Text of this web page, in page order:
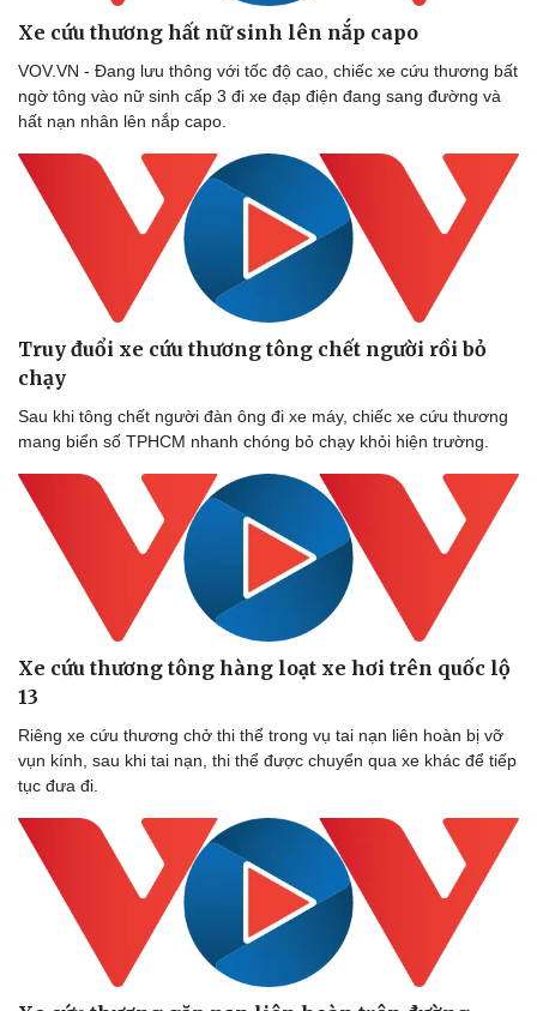
Sức khỏe
Dinh dưỡng - món ngon
Cây thuốc
Sản phụ khoa
Nhi khoa
Nam khoa
Làm đẹp - giảm cân
Phòng mạch online
Ăn sạch sống khỏe
Đời sống
Blog
Tình yêu - Gia đình
Xe cứu thương hất nữ sinh lên nắp capo
VOV.VN - Đang lưu thông với tốc độ cao, chiếc xe cứu thương bất
ngờ tông vào nữ sinh cấp 3 đi xe đạp điện đang sang đường và
hất nạn nhân lên nắp capo.
Truy đuổi xe cứu thương tông chết người rồi bỏ
chạy
Sau khi tông chết người đàn ông đi xe máy, chiếc xe cứu thương
mang biển số TPHCM nhanh chóng bỏ chạy khỏi hiện trường.
Xe cứu thương tông hàng loạt xe hơi trên quốc lộ
13
Riêng xe cứu thương chở thi thể trong vụ tai nạn liên hoàn bị vỡ
vụn kính, sau khi tai nạn, thi thể được chuyển qua xe khác để tiếp
tục đưa đi.